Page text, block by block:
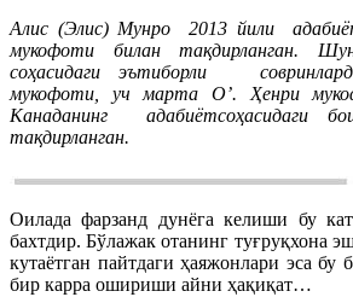
Алис (Элис) Мунро 2013 йили
мукофоти билан тақдирланган.
соҳасидаги эътиборли
мукофоти, уч марта О’. Ҳенри
Канаданинг адабиётсоҳасидаги
тақдирланган.
Оилада фарзанд дунёга келиши бу
бахтдир. Бўлажак отанинг туғруқхона
кутаётган пайтдаги ҳаяжонлари эса бу
бир карра ошириши айни ҳақиқат…